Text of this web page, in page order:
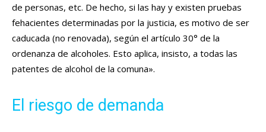
de personas, etc. De hecho, si las hay y existen pruebas
fehacientes determinadas por la justicia, es motivo de ser
caducada (no renovada), según el artículo 30° de la
ordenanza de alcoholes. Esto aplica, insisto, a todas las
patentes de alcohol de la comuna».
El riesgo de demanda